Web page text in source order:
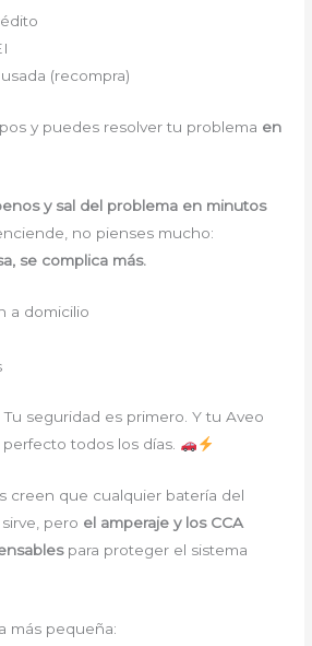
(recompra)
y puedes resolver tu problema en
y sal del problema en minutos
no pienses mucho:
se complica más.
a domicilio
seguridad es primero. Y tu Aveo
todos los días.
creen que cualquier batería del
pero el amperaje y los CCA
para proteger el sistema
más pequeña: